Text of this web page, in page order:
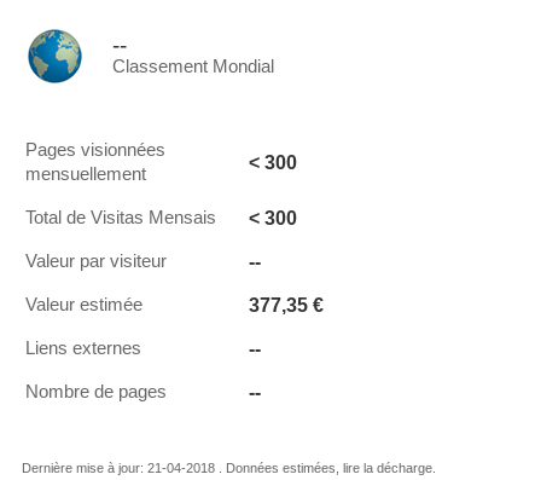
--
Classement Mondial
Pages visionnées
mensuellement
< 300
Total de Visitas Mensais < 300
Valeur par visiteur --
Valeur estimée 377,35 €
Liens externes --
Nombre de pages --
Dernière mise à jour: 21-04-2018 . Données estimées, lire la décharge.